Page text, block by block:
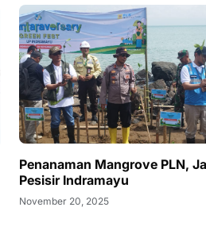
Penanaman Mangrove PLN,
Pesisir Indramayu
November 20, 2025